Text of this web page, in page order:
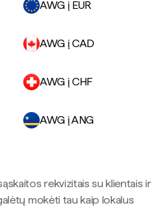
AWG į EUR
AWG į CAD
AWG į CHF
AWG į ANG
rekvizitais su klientais ir
mokėti tau kaip lokalus